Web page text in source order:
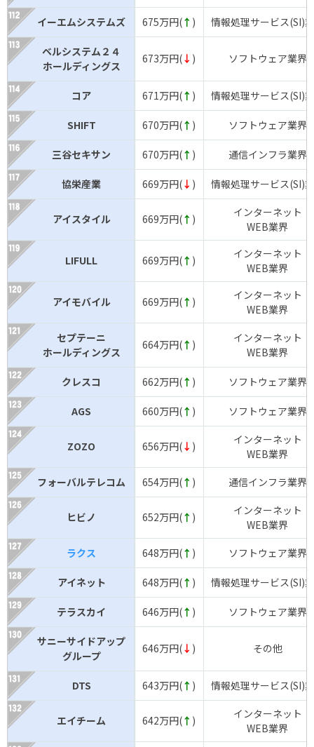
イーエムシステムズ 675万円(↑ ) 情報処理サービス(SI)
ベルシステム２４
ホールディングス
673万円(↓ ) ソフトウェア業界
コア 671万円(↑ ) 情報処理サービス(SI)
SHIFT 670万円(↑ ) ソフトウェア業界
三谷セキサン 670万円(↑ ) 通信インフラ業界
協栄産業 669万円(↓ ) 情報処理サービス(SI)
アイスタイル 669万円(↑ )
インターネット
WEB業界
LIFULL 669万円(↑ )
インターネット
WEB業界
アイモバイル 669万円(↑ )
インターネット
WEB業界
セプテーニ
ホールディングス
664万円(↑ )
インターネット
WEB業界
クレスコ 662万円(↑ ) ソフトウェア業界
AGS 660万円(↑ ) ソフトウェア業界
ZOZO 656万円(↓ )
インターネット
WEB業界
フォーバルテレコム
654万円(↑ ) 通信インフラ業界
ヒビノ 652万円(↑ )
インターネット
WEB業界
ラクス
648万円(↑ ) ソフトウェア業界
アイネット 648万円(↑ ) 情報処理サービス(SI)
テラスカイ 646万円(↑ ) ソフトウェア業界
サニーサイドアップ
グループ
646万円(↓ ) その他
DTS 643万円(↑ ) 情報処理サービス(SI)
エイチーム 642万円(↑ )
インターネット
WEB業界